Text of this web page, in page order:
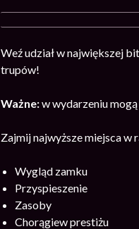
Weź udział w największej
trupów!
Ważne:w wydarzeniu
Zajmij najwyższe miejsca w
Wygląd zamku
Przyspieszenie
Zasoby
Chorągiew prestiżu